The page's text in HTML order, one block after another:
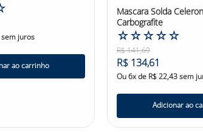
sem juros
ao carrinho
Mascara Solda
Carbografite
☆☆☆☆☆
R$141,69
R$ 134,61
Ou6x de R$22,43sem
Adicionar ao